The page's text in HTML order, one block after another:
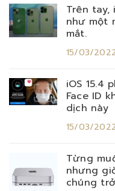
Trên tay,
như một
mắt.
15/03/
iOS 15.4
Face ID
dịch này
15/03/
Từng
nhưng
chúng